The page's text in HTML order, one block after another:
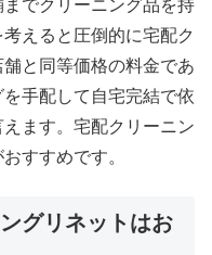
でクリーニング品を持
えると圧倒的に宅配ク
と同等価格の料金であ
手配して自宅完結で依
ます。宅配クリーニン
すすめです。
グリネットはお